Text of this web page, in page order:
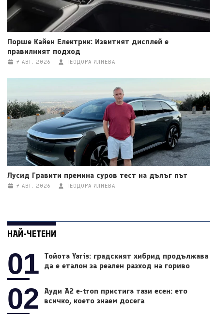
Порше Кайен Електрик: Извитият дисплей е
правилният подход
7 АВГ. 2026 ТЕОДОРА ИЛИЕВА
Лусид Гравити премина суров тест на дълъг път
7 АВГ. 2026 ТЕОДОРА ИЛИЕВА
НАЙ-ЧЕТЕНИ
01
Тойота Yaris: градският хибрид продължава
да е еталон за реален разход на гориво
02
Ауди A2 e-tron пристига тази есен: ето
всичко, което знаем досега